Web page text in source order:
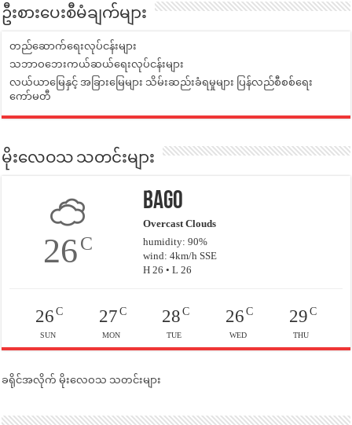
ဦးစားပေးစီမံချက်များ
တည်ဆောက်ရေးလုပ်ငန်းများ
သဘာဝဘေးကယ်ဆယ်ရေးလုပ်ငန်းများ
လယ်ယာမြေနှင့် အခြားမြေများ သိမ်းဆည်းခံရမှုများ ပြန်လည်စီစစ်ရေး
ကော်မတီ
မိုးလေဝသ သတင်းများ
26C
Bago
Overcast Clouds
humidity: 90%
wind: 4km/h SSE
H 26 • L 26
26C
SUN
27C
MON
28 C
TUE
26C
WED
29C
THU
ခရိုင်အလိုက် မိုးလေဝသ သတင်းများ